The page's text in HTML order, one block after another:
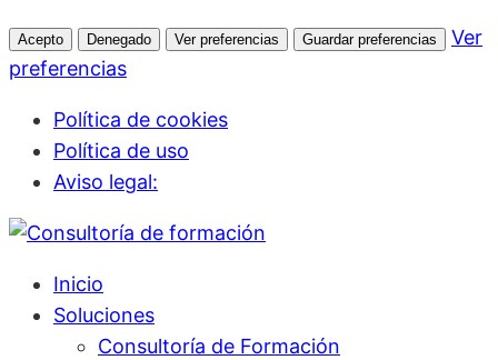
Acepto Denegado Ver preferencias Guardar preferencias
Ver
preferencias
Política de cookies
Política de uso
Aviso legal:
Inicio
Soluciones
Consultoría de Formación